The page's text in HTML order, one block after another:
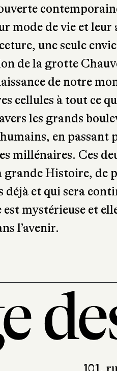
mode de vie et
une seule
de la grotte
de notre
cellules à tout ce
les grands
en passant
millénaires. Ces
Histoire, de
déjà et qui sera
mystérieuse et
l’avenir.